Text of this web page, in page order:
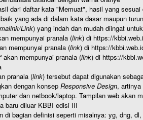
dari daftar kata "Memuat", hasil yang
yang ada di dalam kata dasar maupun
Link) yang indah dan mudah diingat
mempunyai pranala (link) di https://
mempunyai pranala (link) di https://
akan mempunyai pranala (link) di https://
pranala (link) tersebut dapat digunakan
dengan konsep Responsive Design,
dan netbook/laptop. Tampilan web akan
baru diluar KBBI edisi III
di bagian definisi seperti misalnya: yg, dng,